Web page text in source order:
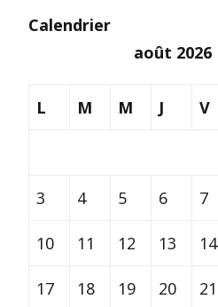
Calendrier
août 2026
L M M J V
3 4 5 6 7
10 11 12 13 14
17 18 19 20 21